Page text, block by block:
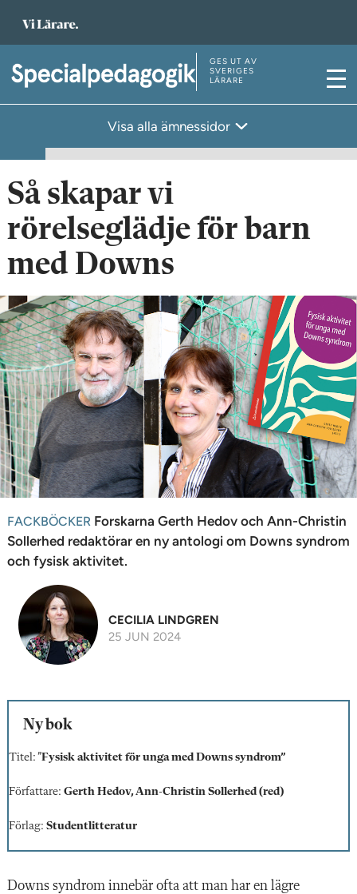
l
s
a
d
n
T
s
t
a
r
d
a
n
GES UT AV
SVERIGES
LÄRARE
M
Visa alla ämnessidor
Så skapar vi
rörelseglädje för barn
med Downs
FACKBÖCKER Forskarna Gerth Hedov och Ann-Christin
Sollerhed redaktörar en ny antologi om Downs syndrom
och fysisk aktivitet.
CECILIA LINDGREN
25 JUN 2024
Ny bok
Titel: ”Fysisk aktivitet för unga med Downs syndrom”
Författare: Gerth Hedov, Ann-Christin Sollerhed (red)
Förlag: Studentlitteratur
Downs syndrom innebär ofta att man har en lägre